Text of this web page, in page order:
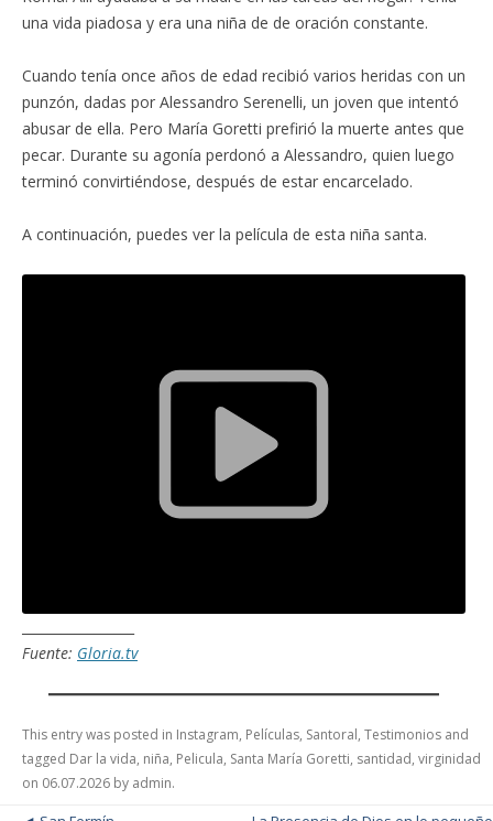
una vida piadosa y era una niña de de oración constante.
Cuando tenía once años de edad recibió varios heridas con un
punzón, dadas por Alessandro Serenelli, un joven que intentó
abusar de ella. Pero María Goretti prefirió la muerte antes que
pecar. Durante su agonía perdonó a Alessandro, quien luego
terminó convirtiéndose, después de estar encarcelado.
A continuación, puedes ver la película de esta niña santa.
Fuente: Gloria.tv
This entry was posted in Instagram, Películas, Santoral, Testimonios and
tagged Dar la vida, niña, Pelicula, Santa María Goretti, santidad, virginidad
on 06.07.2026 by admin.